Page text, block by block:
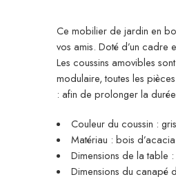
Ce mobilier de jardin en
vos amis. Doté d’un cadre
Les coussins amovibles
modulaire, toutes les
: afin de prolonger la
Couleur du coussin :
Matériau : bois
Dimensions de la table
Dimensions du canapé